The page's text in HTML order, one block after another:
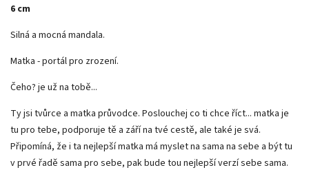
6 cm
Silná a mocná mandala.
Matka - portál pro zrození.
Čeho? je už na tobě...
Ty jsi tvůrce a matka průvodce. Poslouchej co ti chce říct... matka je
tu pro tebe, podporuje tě a září na tvé cestě, ale také je svá.
Připomíná, že i ta nejlepší matka má myslet na sama na sebe a být tu
v prvé řadě sama pro sebe, pak bude tou nejlepší verzí sebe sama.